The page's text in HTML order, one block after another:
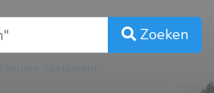
Zoeken